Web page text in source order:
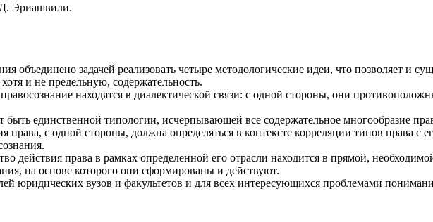
Эриашвили.
объединено задачей реализовать четыре методологические идеи, что позволяет и
и не предельную, содержательность.
находятся в диалектической связи: с одной стороны, они
быть единственной типологии, исчерпывающей все содержательное многообразие
права, с одной стороны, должна определяться в контексте корреляции типов права с
действия права в рамках определенной его отрасли находится в прямой,
на основе которого они сформированы и действуют.
юридических вузов и факультетов и для всех интересующихся проблемами